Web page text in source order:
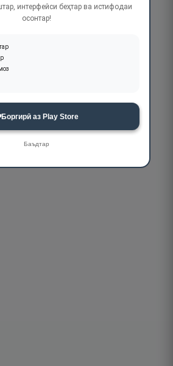
интерфейси беҳтар ва истифодаи
осонтар!
Боргирӣ аз Play Store
Баъдтар